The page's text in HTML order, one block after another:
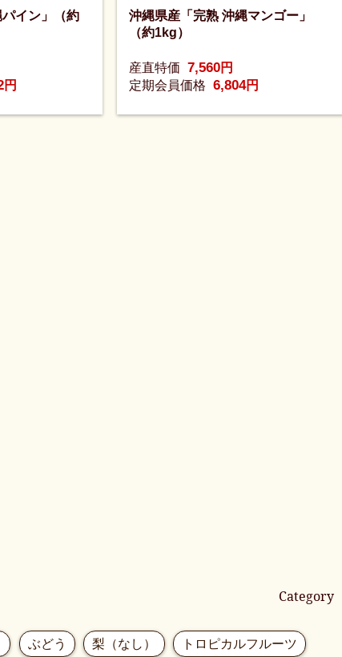
イン」（約
円
沖縄県産「完熟 沖縄マンゴー」
（約1kg）
産直特価 7,560円
定期会員価格 6,804円
Category
ぶどう 梨（なし） トロピカルフルーツ